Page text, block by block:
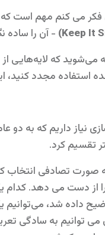
- آن را ساده
که لایه‌هایی از
استفاده مجدد کنید،
نیاز داریم که به دو
تقسیم کرد.
به صورت تصادفی
از دست می دهد. کدام
داده شد، می‌توانیم
می توانیم به